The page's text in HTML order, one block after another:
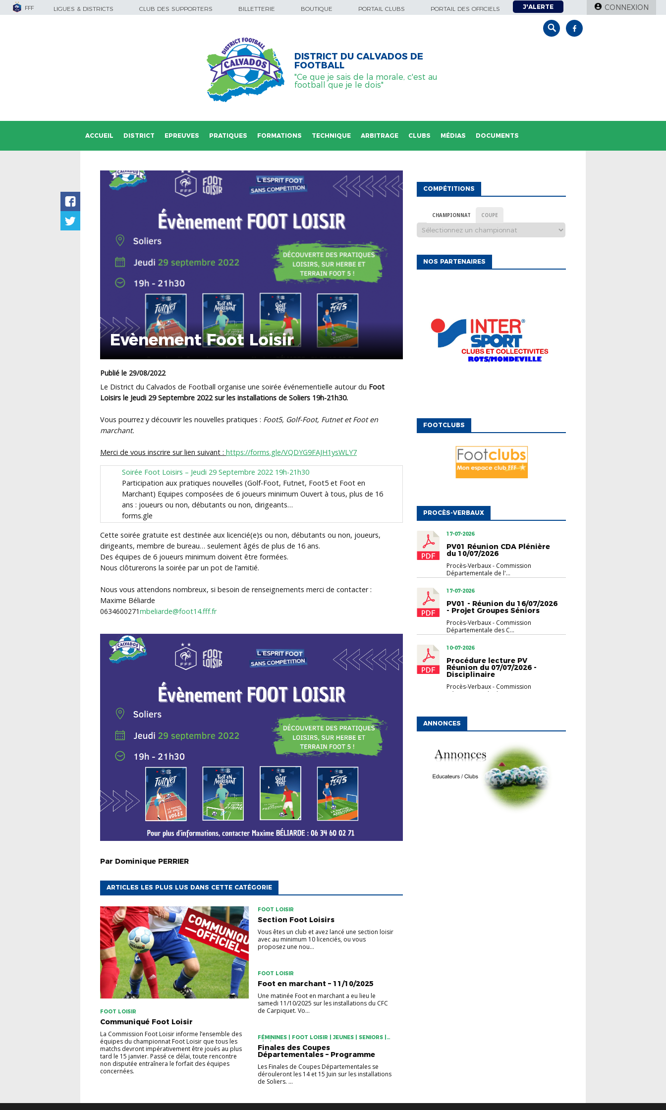
FFF LIGUES & DISTRICTS CLUB DES SUPPORTERS BILLETTERIE BOUTIQUE PORTAIL CLUBS PORTAIL DES OFFICIELS J'ALERTE CONNEXION
DISTRICT DU CALVADOS DE
FOOTBALL
"Ce que je sais de la morale, c'est au
football que je le dois"
ACCUEIL DISTRICT EPREUVES PRATIQUES FORMATIONS TECHNIQUE ARBITRAGE CLUBS MÉDIAS DOCUMENTS
Evènement Foot Loisir
Publié le 29/08/2022
Le District du Calvados de Football organise une soirée événementielle autour du Foot
Loisirs le Jeudi 29 Septembre 2022 sur les installations de Soliers 19h-21h30.
Vous pourrez y découvrir les nouvelles pratiques : Foot5, Golf-Foot, Futnet et Foot en
marchant.
Merci de vous inscrire sur lien suivant : https://forms.gle/VQDYG9FAJH1ysWLY7
Soirée Foot Loisirs – Jeudi 29 Septembre 2022 19h-21h30
Participation aux pratiques nouvelles (Golf-Foot, Futnet, Foot5 et Foot en
Marchant) Equipes composées de 6 joueurs minimum Ouvert à tous, plus de 16
ans : joueurs ou non, débutants ou non, dirigeants…
forms.gle
Cette soirée gratuite est destinée aux licencié(e)s ou non, débutants ou non, joueurs,
dirigeants, membre de bureau… seulement âgés de plus de 16 ans.
Des équipes de 6 joueurs minimum doivent être formées.
Nous clôturerons la soirée par un pot de l’amitié.
Nous vous attendons nombreux, si besoin de renseignements merci de contacter :
Maxime Béliarde
0634600271mbeliarde@foot14.fff.fr
Par Dominique PERRIER
ARTICLES LES PLUS LUS DANS CETTE CATÉGORIE
FOOT LOISIR
Communiqué Foot Loisir
La Commission Foot Loisir informe l’ensemble des
équipes du championnat Foot Loisir que tous les
matchs devront impérativement être joués au plus
tard le 15 janvier. Passé ce délai, toute rencontre
non disputée entraînera le forfait des équipes
concernées.
FOOT LOISIR
Section Foot Loisirs
Vous êtes un club et avez lancé une section loisir
avec au minimum 10 licenciés, ou vous
proposez une nou...
FOOT LOISIR
Foot en marchant – 11/10/2025
Une matinée Foot en marchant a eu lieu le
samedi 11/10/2025 sur les installations du CFC
de Carpiquet. Vo...
FÉMININES | FOOT LOISIR | JEUNES | SENIORS |
VÉTÉRANS
Finales des Coupes
Départementales – Programme
Les Finales de Coupes Départementales se
dérouleront les 14 et 15 Juin sur les installations
de Soliers. ...
COMPÉTITIONS
CHAMPIONNAT COUPE
NOS PARTENAIRES
FOOTCLUBS
PROCÈS-VERBAUX
17-07-2026
PV01 Réunion CDA Plénière
du 10/07/2026
Procès-Verbaux- Commission
Départementale de l'...
17-07-2026
PV01 - Réunion du 16/07/2026
- Projet Groupes Séniors
Procès-Verbaux- Commission
Départementale des C...
10-07-2026
Procédure lecture PV
Réunion du 07/07/2026 -
Disciplinaire
Procès-Verbaux- Commission
Départementale d'App...
ANNONCES